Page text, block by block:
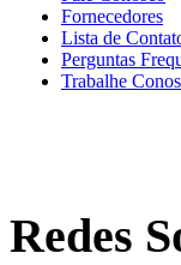
Fornecedores
Lista de
Perguntas
Trabalhe
Redes